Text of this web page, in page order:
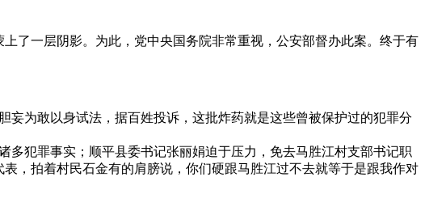
了一层阴影。为此，党中央国务院非常重视，公安部督办此案。终于有
为敢以身试法，据百姓投诉，这批炸药就是这些曾被保护过的犯罪分
多犯罪事实；顺平县委书记张丽娟迫于压力，免去马胜江村支部书记职
，拍着村民石金有的肩膀说，你们硬跟马胜江过不去就等于是跟我作对